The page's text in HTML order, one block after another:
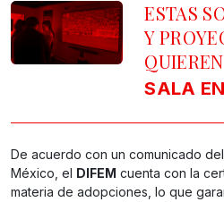
ESTAS
Y
QUIEREN
SALA
De acuerdo con un comunicado
México, el
DIFEM cuenta con la
materia de adopciones, lo que